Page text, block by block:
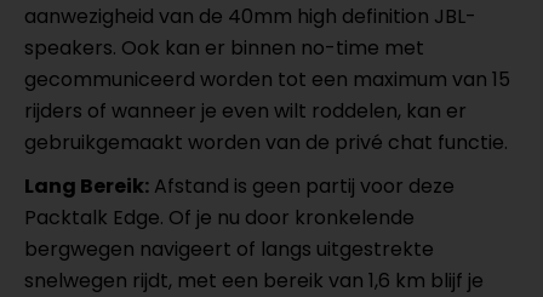
aanwezigheid van de 40mm high definition JBL-
speakers. Ook kan er binnen no-time met
gecommuniceerd worden tot een maximum van 15
rijders of wanneer je even wilt roddelen, kan er
gebruikgemaakt worden van de privé chat functie.
Lang Bereik: Afstand is geen partij voor deze
Packtalk Edge. Of je nu door kronkelende
bergwegen navigeert of langs uitgestrekte
snelwegen rijdt, met een bereik van 1,6 km blijf je